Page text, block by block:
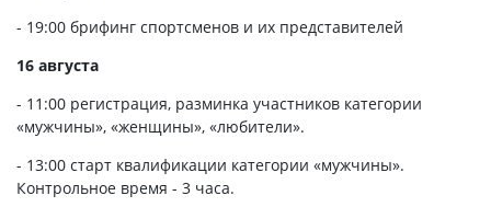
- 19:00 брифинг спортсменов и их представителей
16 августа
- 11:00 регистрация, разминка участников категории
«мужчины», «женщины», «любители».
- 13:00 старт квалификации категории «мужчины».
Контрольное время - 3 часа.